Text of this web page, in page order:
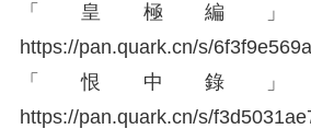
「皇極編」
https://pan.quark.cn/s/6f3f9e56
「恨中錄」
https://pan.quark.cn/s/f3d5031a